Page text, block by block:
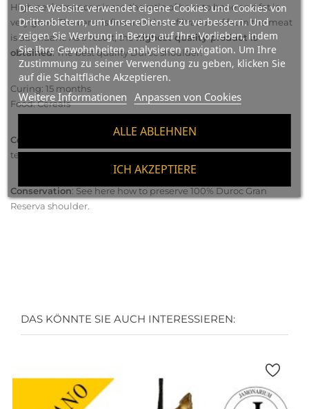
Diese Website verwendet eigene Cookies und Cookies von
Drittanbietern, um unsereDienste zu verbessern. Und
zeigen Sie Werbung in Bezug auf Ihre Vorlieben, indem
Sie Ihre Gewohnheiten analysieren navigation. Um Ihre
Zustimmung zu seiner Verwendung zu geben, klicken Sie
auf die Schaltfläche Akzeptieren.
Weitere Informationen Anpassen von Cookies
ALLE ABLEHNEN
ICH AKZEPTIERE
High performance pieces, the ratio of ham to bone and fat is
very good. The cane is fine and the infiltration of fat in the meat
is abundant. As a result, thehighest quality product is
obtained. The best quality Duroc shoulder!
Curing: 15 months
Food: Cereals
Consumption
temperature.
Conservation: See here how to preserve 100% Duroc Gran
Reserva shoulder.
DAS KÖNNTE SIE AUCH INTERESSIEREN: